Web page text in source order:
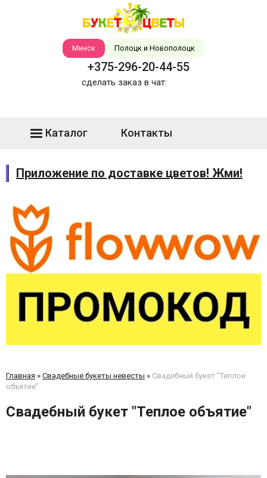
Минск Полоцк и Новополоцк
+375-296-20-44-55
сделать заказ в чат:
Каталог Контакты
Приложение по доставке цветов! Жми!
Главная » Свадебные букеты невесты » Свадебный букет "Теплое
объятие"
Свадебный букет "Теплое объятие"